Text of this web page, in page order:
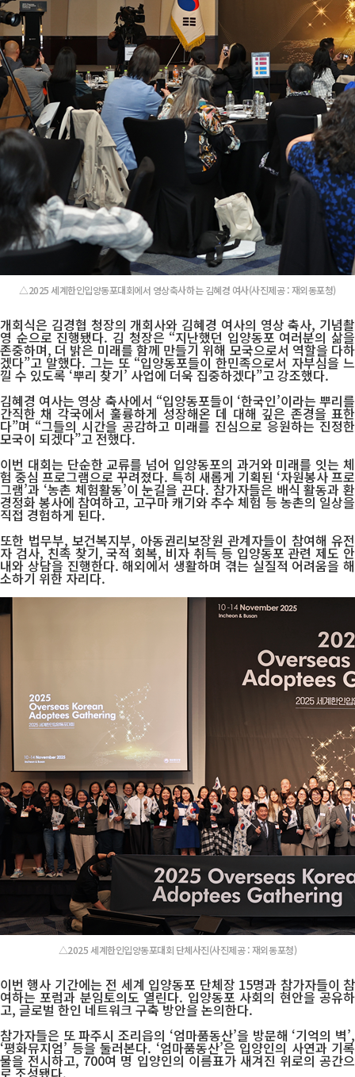
△2025 세계한인입양동포대회에서 영상축사하는 김혜경 여사(사진제공 : 재외동포청)
개회식은 김경협 청장의 개회사와 김혜경 여사의 영상 축사, 기념촬
영 순으로 진행됐다. 김 청장은 “지난했던 입양동포 여러분의 삶을
존중하며, 더 밝은 미래를 함께 만들기 위해 모국으로서 역할을 다하
겠다”고 말했다. 그는 또 “입양동포들이 한민족으로서 자부심을 느
낄 수 있도록 ‘뿌리 찾기’ 사업에 더욱 집중하겠다”고 강조했다.
김혜경 여사는 영상 축사에서 “입양동포들이 ‘한국인’이라는 뿌리를
간직한 채 각국에서 훌륭하게 성장해온 데 대해 깊은 존경을 표한
다”며 “그들의 시간을 공감하고 미래를 진심으로 응원하는 진정한
모국이 되겠다”고 전했다.
이번 대회는 단순한 교류를 넘어 입양동포의 과거와 미래를 잇는 체
험 중심 프로그램으로 꾸려졌다. 특히 새롭게 기획된 ‘자원봉사 프로
그램’과 ‘농촌 체험활동’이 눈길을 끈다. 참가자들은 배식 활동과 환
경정화 봉사에 참여하고, 고구마 캐기와 추수 체험 등 농촌의 일상을
직접 경험하게 된다.
또한 법무부, 보건복지부, 아동권리보장원 관계자들이 참여해 유전
자 검사, 친족 찾기, 국적 회복, 비자 취득 등 입양동포 관련 제도 안
내와 상담을 진행한다. 해외에서 생활하며 겪는 실질적 어려움을 해
소하기 위한 자리다.
△2025 세계한인입양동포대회 단체사진(사진제공 : 재외동포청)
이번 행사 기간에는 전 세계 입양동포 단체장 15명과 참가자들이 참
여하는 포럼과 분임토의도 열린다. 입양동포 사회의 현안을 공유하
고, 글로벌 한인 네트워크 구축 방안을 논의한다.
참가자들은 또 파주시 조리읍의 ‘엄마품동산’을 방문해 ‘기억의 벽’,
‘평화뮤지엄’ 등을 둘러본다. ‘엄마품동산’은 입양인의 사연과 기록
물을 전시하고, 700여 명 입양인의 이름표가 새겨진 위로의 공간으